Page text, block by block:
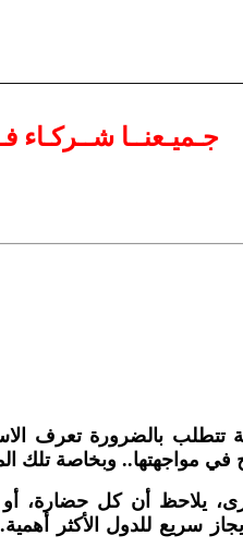
جـميـعنــا شــركـاء
تتطلب بالضرورة تعرف
في مواجهتها.. وبخاصة تلك
يلاحظ أن كل
للدول الأكثر